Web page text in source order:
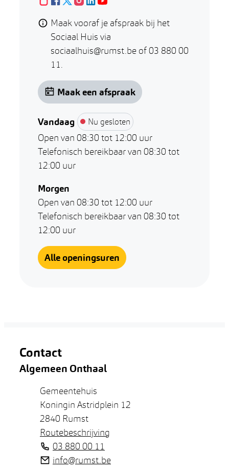
HoplrSociaal huis
FacebookSociaal huis
X (Twitter)Sociaal huis
Instagram
LinkedIn
YouTube
Maak vooraf je afspraak bij het
Sociaal Huis via
sociaalhuis@rumst.be of 03 880 00
11.
Maak een afspraak
Vandaag Nu gesloten
Open van 08:30 tot 12:00 uur
Telefonisch bereikbaar van 08:30 tot
12:00 uur
Morgen
Open van 08:30 tot 12:00 uur
Telefonisch bereikbaar van 08:30 tot
12:00 uur
Alle openingsuren Sociaal huis
Contact
Algemeen Onthaal
AdresGemeentehuis
Koningin Astridplein 12
,2840 Rumst
Routebeschrijving
03 880 00 11
E-mail
info@rumst.be